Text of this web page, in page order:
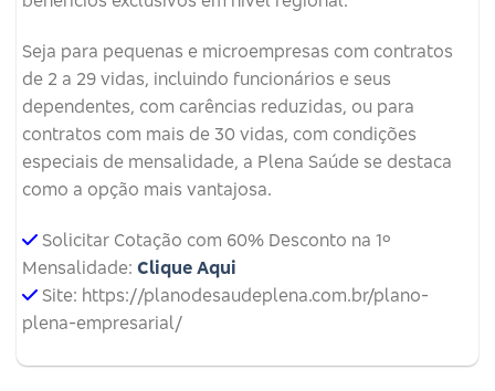
Seja para pequenas e microempresas com contratos
de 2 a 29 vidas, incluindo funcionários e seus
dependentes, com carências reduzidas, ou para
contratos com mais de 30 vidas, com condições
especiais de mensalidade, a Plena Saúde se destaca
como a opção mais vantajosa.
Solicitar Cotação com 60% Desconto na 1º
Mensalidade: Clique Aqui
Site: https://planodesaudeplena.com.br/plano-
plena-empresarial/